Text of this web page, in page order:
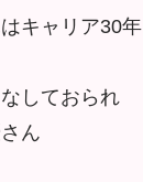
キャリア30年
しておられ
ん